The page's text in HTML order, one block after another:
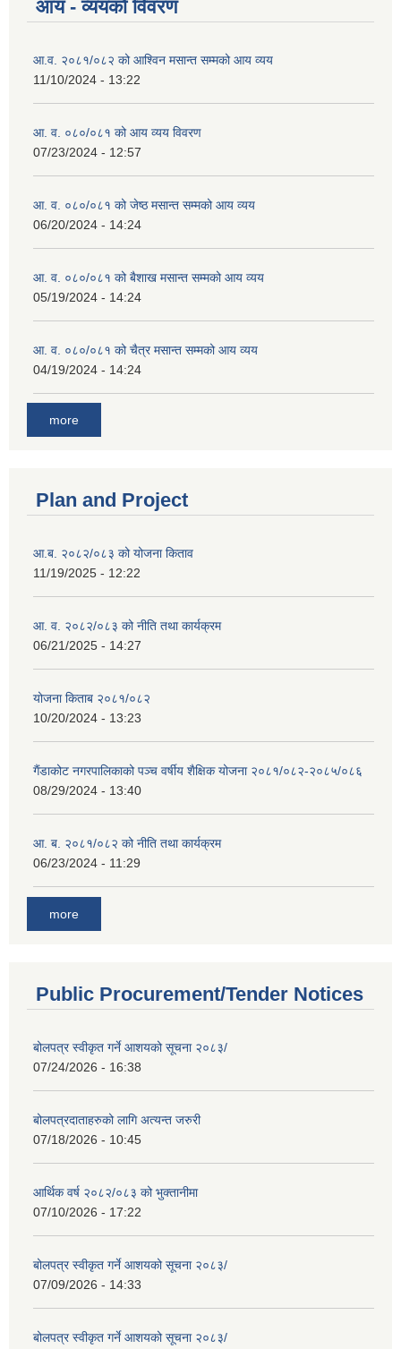
आय - व्ययको विवरण
आ.व. २०८१/०८२ को आश्विन मसान्त सम्मको आय व्यय
11/10/2024 - 13:22
आ. व. ०८०/०८१ को आय व्यय विवरण
07/23/2024 - 12:57
आ. व. ०८०/०८१ को जेष्ठ मसान्त सम्मको आय व्यय
06/20/2024 - 14:24
आ. व. ०८०/०८१ को बैशाख मसान्त सम्मको आय व्यय
05/19/2024 - 14:24
आ. व. ०८०/०८१ को चैत्र मसान्त सम्मको आय व्यय
04/19/2024 - 14:24
more
Plan and Project
आ.ब. २०८२/०८३ को योजना किताव
11/19/2025 - 12:22
आ. व. २०८२/०८३ को नीति तथा कार्यक्रम
06/21/2025 - 14:27
योजना किताब २०८१/०८२
10/20/2024 - 13:23
गैंडाकोट नगरपालिकाको पञ्च वर्षीय शैक्षिक योजना २०८१/०८२-२०८५/०८६
08/29/2024 - 13:40
आ. ब. २०८१/०८२ को नीति तथा कार्यक्रम
06/23/2024 - 11:29
more
Public Procurement/Tender Notices
बोलपत्र स्वीकृत गर्ने आशयको सूचना २०८३/
07/24/2026 - 16:38
बोलपत्रदाताहरुको लागि अत्यन्त जरुरी
07/18/2026 - 10:45
आर्थिक वर्ष २०८२/०८३ को भुक्तानीमा
07/10/2026 - 17:22
बोलपत्र स्वीकृत गर्ने आशयको सूचना २०८३/
07/09/2026 - 14:33
बोलपत्र स्वीकृत गर्ने आशयको सूचना २०८३/